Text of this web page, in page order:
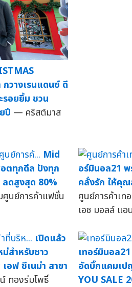
วางเรนแดนซ์ ดี
อยยิ้ม ชวน
ปี — คริสต์มาส
Mid
ตทุกดีล ปังทุก
ดสูงสุด 80%
นย์การค้าแฟชั่น
อร์มินอล21 พ
คลั่งรัก ให้คุณ
ศูนย์การค้าเท
เอช มอลล์ แอ
เปิดแล้ว
สำหรับชาว
อฟ ซีเนม่า สาขา
ทองร่มโพธิ์
เทอร์มินอล
อัดบิ๊กแคมเป
YOU SALE